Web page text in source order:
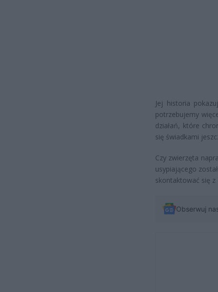
Jej historia
potrzebujemy
działań, które
się świadkami
Czy zwierzęta
usypiającego
skontaktować się z
Obserwuj